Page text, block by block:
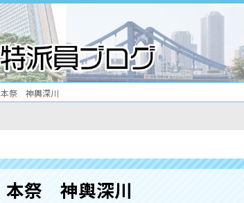
本祭 神輿深川
本祭 神輿深川